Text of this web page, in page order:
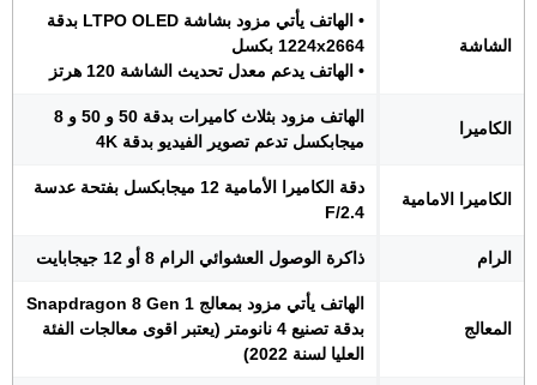
الشاشة
• الهاتف يأتي مزود بشاشة LTPO OLED بدقة
1224x2664 بكسل
• الهاتف يدعم معدل تحديث الشاشة 120 هرتز
الكاميرا
الهاتف مزود بثلاث كاميرات بدقة 50 و 50 و 8
ميجابكسل تدعم تصوير الفيديو بدقة 4K
الكاميرا الامامية
دقة الكاميرا الأمامية 12 ميجابكسل بفتحة عدسة
F/2.4
الرام ذاكرة الوصول العشوائي الرام 8 أو 12 جيجابايت
المعالج
الهاتف يأتي مزود بمعالج Snapdragon 8 Gen 1
بدقة تصنيع 4 نانومتر (يعتبر اقوى معالجات الفئة
العليا لسنة 2022)